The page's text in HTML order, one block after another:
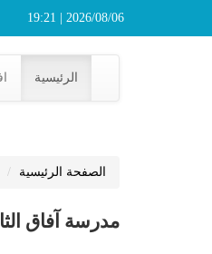
2026/08/06 | 19:21
الرئيسية
الصفحة الرئيسية
مدرسة آفاق